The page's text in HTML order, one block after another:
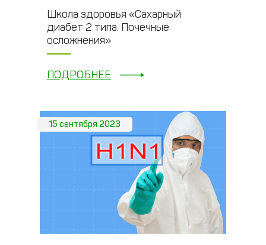
Школа здоровья «Сахарный
диабет 2 типа. Почечные
осложнения»
ПОДРОБНЕЕ
15 сентября 2023